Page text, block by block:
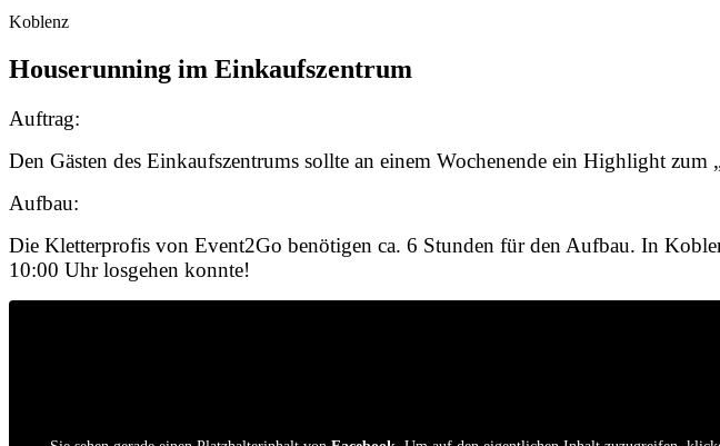
Koblenz
Houserunning im Einkaufszentrum
Auftrag:
Den Gästen des Einkaufszentrums sollte an einem Wochenende ein Highlight zum
Aufbau:
Die Kletterprofis von Event2Go benötigen ca. 6 Stunden für den Aufbau. In
10:00 Uhr losgehen konnte!